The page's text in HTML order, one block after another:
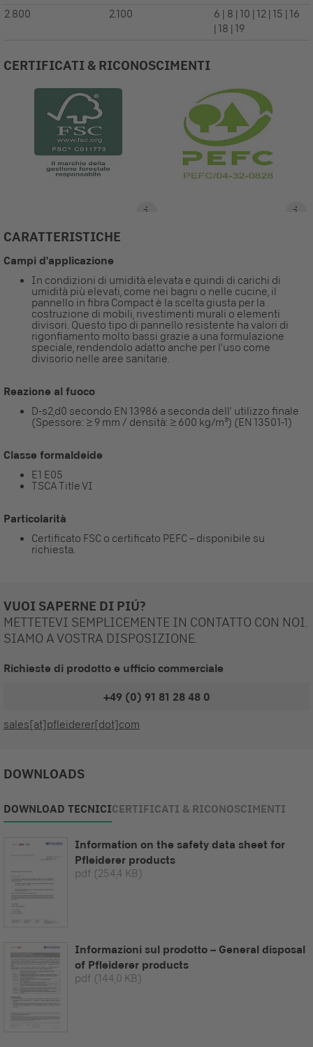
2.800 2.100
6 | 8 | 10 | 12 | 15 | 16
| 18 | 19
CERTIFICATI & RICONOSCIMENTI
CARATTERISTICHE
Campi d'applicazione
In condizioni di umidità elevata e quindi di carichi di
umidità più elevati, come nei bagni o nelle cucine, il
pannello in fibra Compact è la scelta giusta per la
costruzione di mobili, rivestimenti murali o elementi
divisori. Questo tipo di pannello resistente ha valori di
rigonfiamento molto bassi grazie a una formulazione
speciale, rendendolo adatto anche per l’uso come
divisorio nelle aree sanitarie.
Reazione al fuoco
D-s2,d0 secondo EN 13986 a seconda dell’ utilizzo finale
(Spessore: ≥ 9 mm / densità: ≥ 600 kg/m³) (EN 13501-1)
Classe formaldeide
E1 E05
TSCA Title VI
Particolarità
Certificato FSC o certificato PEFC – disponibile su
richiesta.
VUOI SAPERNE DI PIÚ?
METTETEVI SEMPLICEMENTE IN CONTATTO CON NOI.
SIAMO A VOSTRA DISPOSIZIONE.
Richieste di prodotto e ufficio commerciale
+49 (0) 91 81 28 48 0
sales[at]pfleiderer[dot]com
DOWNLOADS
DOWNLOAD TECNICICERTIFICATI & RICONOSCIMENTI
Information on the safety data sheet for
Pfleiderer products
pdf (254,4 KB)
Informazioni sul prodotto – General disposal
of Pfleiderer products
pdf (144,0 KB)